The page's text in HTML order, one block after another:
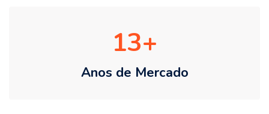
13
Anos de Mercado